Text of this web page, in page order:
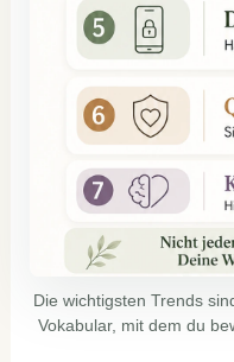
Die wichtigsten Trends
Vokabular, mit dem du